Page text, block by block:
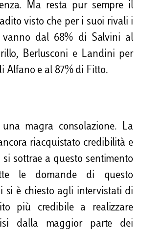
Ma resta pur sempre il
visto che per i suoi rivali i
vanno dal 68% di Salvini al
Berlusconi e Landini per
Alfano e al 87% di Fitto.
magra consolazione. La
riacquistato credibilità e
sottrae a questo sentimento
le domande di questo
si è chiesto agli intervistati di
più credibile a realizzare
dalla maggior parte dei